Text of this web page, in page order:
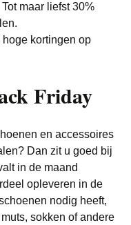
Tot maar liefst 30%
hoge kortingen op
Friday
en accessoires
Dan zit u goed bij
in de maand
opleveren in de
nodig heeft,
sokken of andere